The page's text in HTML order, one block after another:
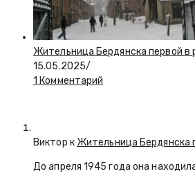
Жительница Бердянска первой в
15.05.2025/
1 Комментарий
Виктор к Жительница Бердянска
До апреля 1945 года она